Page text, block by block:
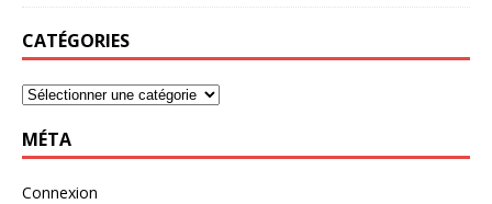
CATÉGORIES
MÉTA
Connexion